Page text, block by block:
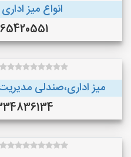
انواع میز
09165420551
میز اداری،صندلی
09334836134